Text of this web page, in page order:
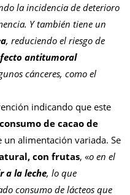
la incidencia de deterioro
Y también tiene un
, reduciendo el riesgo de
antitumoral
cánceres, como el
indicando que este
consumo de cacao de
un alimentación variada. Se
con frutas, «o en el
a la leche, lo que
consumo de lácteos que